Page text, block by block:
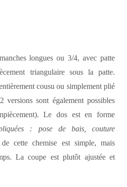
longues ou 3/4, avec patte
triangulaire sous la patte.
cousu ou simplement plié
sont également possibles
Le dos est en forme
: pose de bais, couture
cette chemise est simple, mais
La coupe est plutôt ajustée et